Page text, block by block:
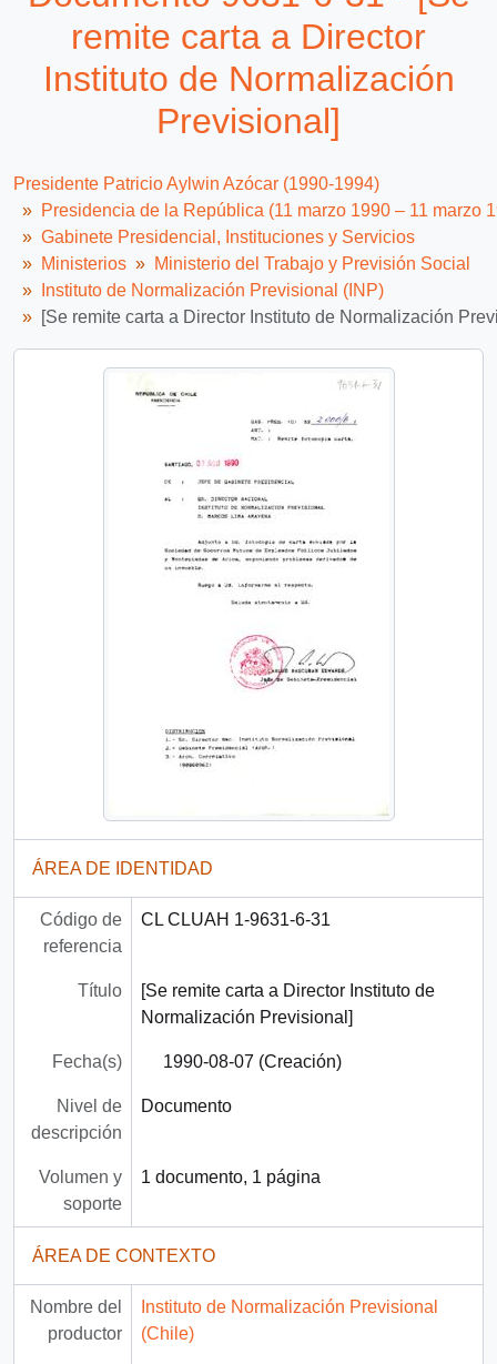
Documento 93-3195 - [Órden N° 261/93 del Instituto de Normalización Previsional]
33 más...
remite carta a Director
Instituto de Normalización
Previsional]
Presidente Patricio Aylwin Azócar (1990-1994)
Presidencia de la República (11 marzo 1990 – 11 marzo
Gabinete Presidencial, Instituciones y Servicios
Ministerios
Ministerio del Trabajo y Previsión Social
Instituto de Normalización Previsional (INP)
[Se remite carta a Director Instituto de Normalización
ÁREA DE IDENTIDAD
Código de
referencia
CL CLUAH 1-9631-6-31
Título
[Se remite carta a Director Instituto de
Normalización Previsional]
Fecha(s) 1990-08-07 (Creación)
Nivel de
descripción
Documento
Volumen y
soporte
1 documento, 1 página
ÁREA DE CONTEXTO
Nombre del
productor
Instituto de Normalización Previsional
(Chile)